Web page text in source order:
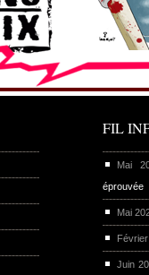
FIL
Mai
éprouvée
Mai
Juin